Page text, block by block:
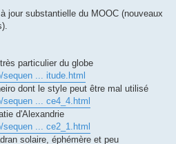
jour substantielle du MOOC (nouveaux
particulier du globe
... itude.html
dont le style peut être mal utilisé
... ce4_4.html
d'Alexandrie
... ce2_1.html
solaire, éphémère et peu